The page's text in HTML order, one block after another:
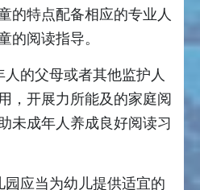
的特点配备相应的专业人
的阅读指导。
的父母或者其他监护人
，开展力所能及的家庭阅
未成年人养成良好阅读习
应当为幼儿提供适宜的